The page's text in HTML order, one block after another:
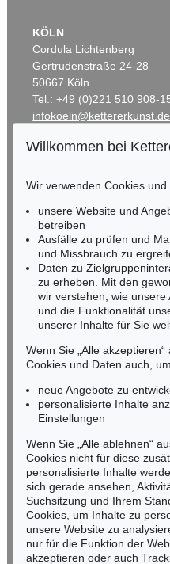
KÖLN
Cordula Lichtenberg
Gertrudenstraße 24-28
50667 Köln
Tel.: +49 (0)221 510 908-
infokoeln@kettererkunst.de
RHEINLAND-PFALZ
Miriam Heß
Tel.: +49 (0)62 21 58 80-038
Fax: +49 (0)62 21 58 80-
NORDDEUTSCHLAND
Nico Kassel, M.A.
Tel.: +49 (0)89 55244-164
Mobil: +49 (0)171 8618661
n.kassel@kettererkunst.de
Keine Auktion
Wir informieren
Jetzt zum
Willkommen bei
Wir verwenden Cookies und
unsere Website und
betreiben
Ausfälle zu prüfen und
und Missbrauch zu
Daten zu
zu erheben. Mit den
wir verstehen, wie unsere
und die Funktionalität
unserer Inhalte für Sie
Wenn Sie „Alle
Cookies und Daten auch, um
neue Angebote zu
personalisierte Inhalte
Einstellungen
Wenn Sie „Alle ablehnen“
Cookies nicht für diese
personalisierte Inhalte
sich gerade ansehen,
Suchsitzung und Ihrem
Cookies, um Inhalte zu
unsere Website zu
nur für die Funktion der
akzeptieren oder auch